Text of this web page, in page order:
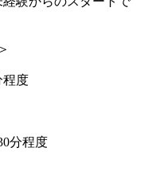
度
程度